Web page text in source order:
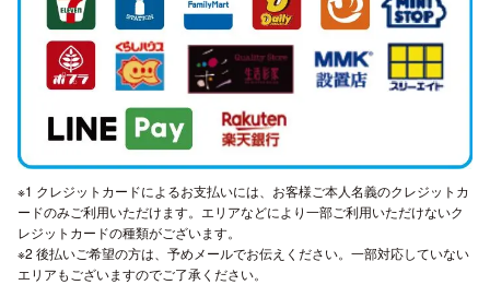
※1 クレジットカードによるお支払いには、お客様ご本人名義のクレジットカ
ードのみご利用いただけます。エリアなどにより一部ご利用いただけないク
レジットカードの種類がございます。
※2 後払いご希望の方は、予めメールでお伝えください。一部対応していない
エリアもございますのでご了承ください。